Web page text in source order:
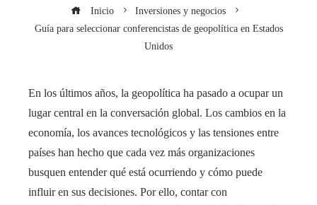
Inicio
Inversiones y negocios
Guía para seleccionar conferencistas de geopolítica en Estados
Unidos
En los últimos años, la geopolítica ha pasado a ocupar un
lugar central en la conversación global. Los cambios en la
economía, los avances tecnológicos y las tensiones entre
países han hecho que cada vez más organizaciones
busquen entender qué está ocurriendo y cómo puede
influir en sus decisiones. Por ello, contar con